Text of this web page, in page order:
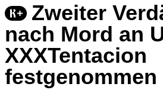
Zweiter
nach Mord an
XXXTentacion
festgenommen